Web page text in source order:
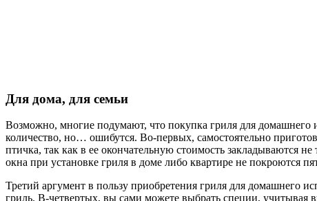
Для дома, для семьи
Возможно, многие подумают, что покупка гриля для домашнего
количество, но… ошибутся. Во-первых, самостоятельно
птичка, так как в ее окончательную стоимость закладываются
окна при установке гриля в доме либо квартире не покроются
Третий аргумент в пользу приобретения гриля для домашнего
гриль. В-четвертых, вы сами можете выбрать специи, учитывая